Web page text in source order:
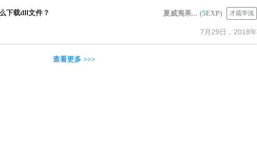
下载dll文件？ 夏威夷果... (5EXP) 才疏学浅
7月29日，2018年
查看更多 >>>